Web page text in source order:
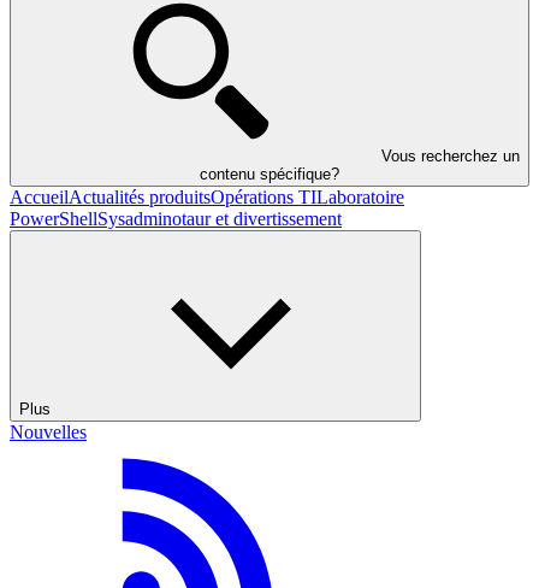
Vous recherchez un
contenu spécifique?
AccueilActualités produitsOpérations TILaboratoire
PowerShellSysadminotaur et divertissement
Plus
Nouvelles